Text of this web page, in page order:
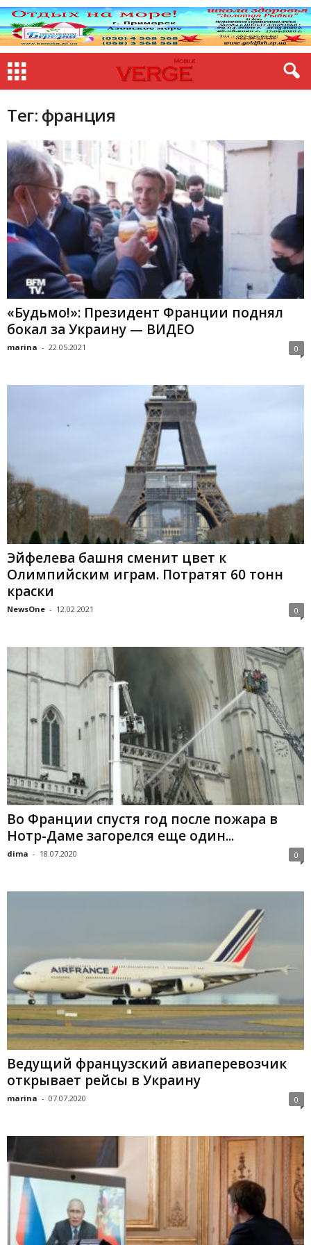
Тег: франция
«Будьмо!»: Президент Франции поднял
бокал за Украину — ВИДЕО
marina - 22.05.2021 0
Эйфелева башня сменит цвет к
Олимпийским играм. Потратят 60 тонн
краски
NewsOne - 12.02.2021 0
Во Франции спустя год после пожара в
Нотр-Даме загорелся еще один...
dima - 18.07.2020 0
Ведущий французский авиаперевозчик
открывает рейсы в Украину
marina - 07.07.2020 0